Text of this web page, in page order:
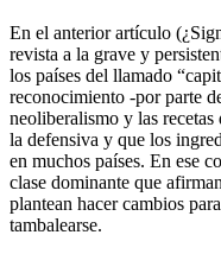
En el anterior artículo
revista a la grave y
los países del llamado
reconocimiento -por parte
neoliberalismo y las recetas
la defensiva y que los
en muchos países. En ese
clase dominante que
plantean hacer cambios
tambalearse.